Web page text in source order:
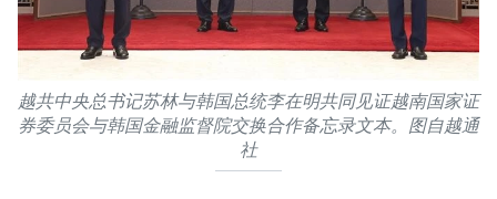
越共中央总书记苏林与韩国总统李在明共同见证越南国家证
券委员会与韩国金融监督院交换合作备忘录文本。图自越通
社